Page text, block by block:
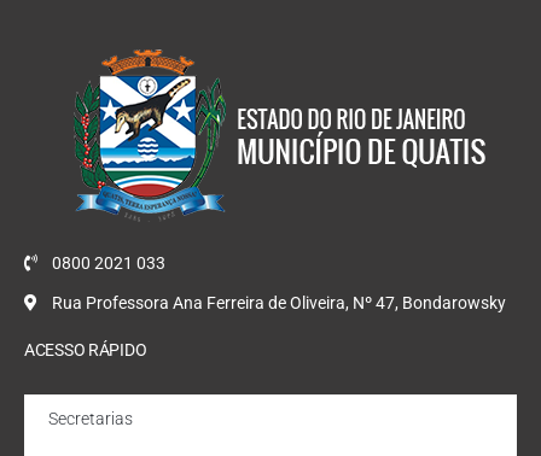
0800 2021 033
Rua Professora Ana Ferreira de Oliveira, Nº 47, Bondarowsky
ACESSO RÁPIDO
Secretarias